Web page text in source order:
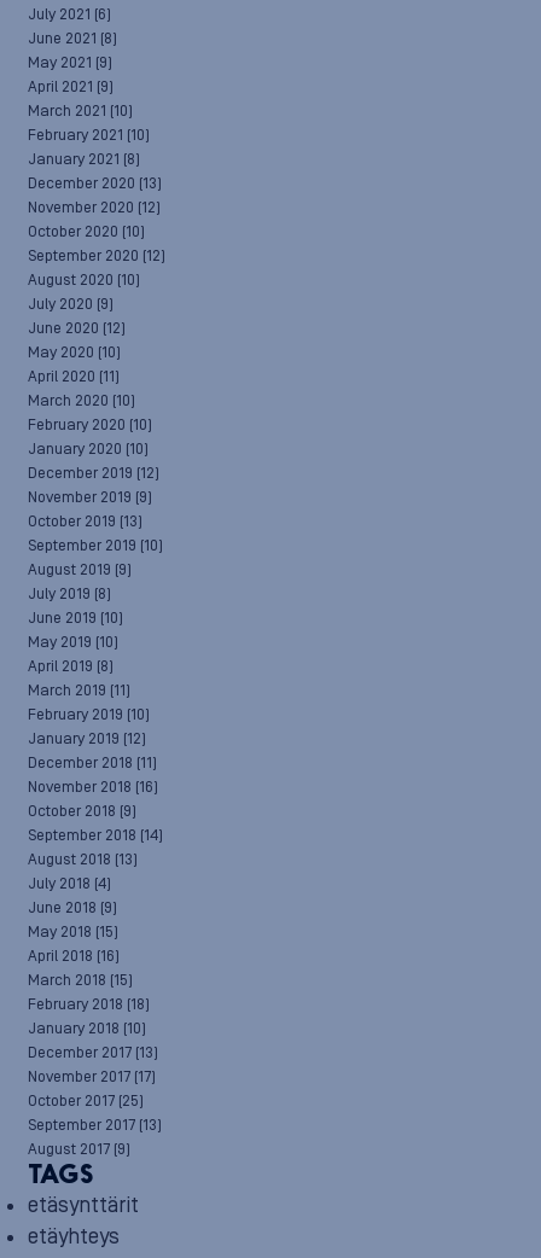
July 2021 (6)
June 2021 (8)
May 2021 (9)
April 2021 (9)
March 2021 (10)
February 2021 (10)
January 2021 (8)
December 2020 (13)
November 2020 (12)
October 2020 (10)
September 2020 (12)
August 2020 (10)
July 2020 (9)
June 2020 (12)
May 2020 (10)
April 2020 (11)
March 2020 (10)
February 2020 (10)
January 2020 (10)
December 2019 (12)
November 2019 (9)
October 2019 (13)
September 2019 (10)
August 2019 (9)
July 2019 (8)
June 2019 (10)
May 2019 (10)
April 2019 (8)
March 2019 (11)
February 2019 (10)
January 2019 (12)
December 2018 (11)
November 2018 (16)
October 2018 (9)
September 2018 (14)
August 2018 (13)
July 2018 (4)
June 2018 (9)
May 2018 (15)
April 2018 (16)
March 2018 (15)
February 2018 (18)
January 2018 (10)
December 2017 (13)
November 2017 (17)
October 2017 (25)
September 2017 (13)
August 2017 (9)
TAGS
etäsynttärit
etäyhteys